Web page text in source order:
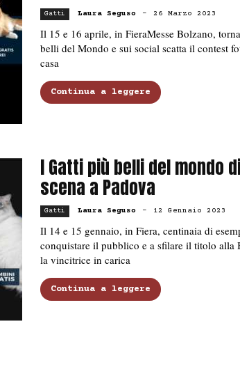
Gatti Laura Seguso - 26 Marzo 2023
Il 15 e 16 aprile, in FieraMesse Bolzano,
belli del Mondo e sui social scatta il contest
casa
Continua a leggere
I Gatti più belli del mondo
scena a Padova
Gatti Laura Seguso - 12 Gennaio 2023
Il 14 e 15 gennaio, in Fiera, centinaia di
conquistare il pubblico e a sfilare il titolo alla
la vincitrice in carica
Continua a leggere